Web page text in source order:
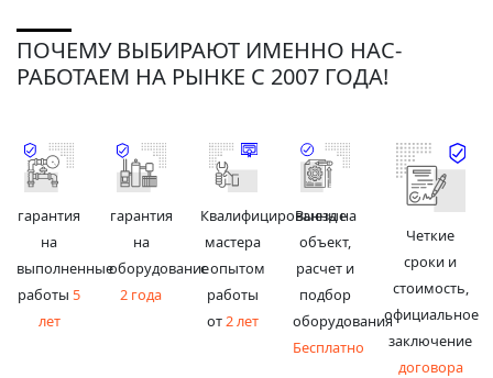
ПОЧЕМУ ВЫБИРАЮТ ИМЕННО НАС-
РАБОТАЕМ НА РЫНКЕ С 2007 ГОДА!
гарантия
на
выполненные
работы 5
лет
гарантия
на
оборудование
2 года
Квалифицированные
мастера
с опытом
работы
от2 лет
Выезд на
объект,
расчет и
подбор
оборудования
Бесплатно
Четкие
сроки и
стоимость,
официальное
заключение
договора